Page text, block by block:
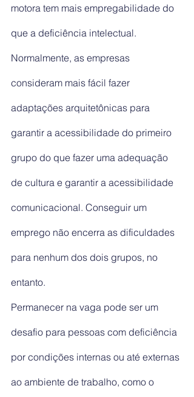
motora tem mais empregabilidade do
que a deficiência intelectual.
Normalmente, as empresas
consideram mais fácil fazer
adaptações arquitetônicas para
garantir a acessibilidade do primeiro
grupo do que fazer uma adequação
de cultura e garantir a acessibilidade
comunicacional. Conseguir um
emprego não encerra as dificuldades
para nenhum dos dois grupos, no
entanto.
Permanecer na vaga pode ser um
desafio para pessoas com deficiência
por condições internas ou até externas
ao ambiente de trabalho, como o